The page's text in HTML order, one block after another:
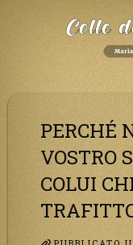
PERCHÉ
VOSTRO
COLUI